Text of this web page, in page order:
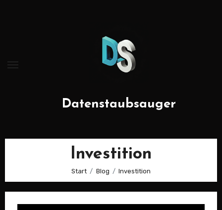
Datenstaubsauger
Investition
Start Blog Investition